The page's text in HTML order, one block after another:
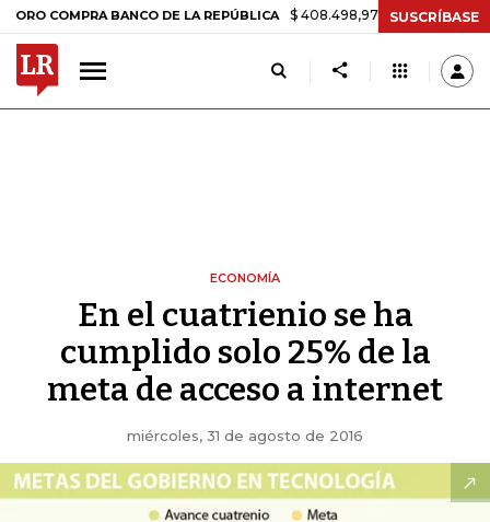
BANCO DE LA REPÚBLICA $ 408.498,97 +$ 8.753,81 +2,19%
SUSCRÍBASE
ECONOMÍA
En el cuatrienio se ha
cumplido solo 25% de la
meta de acceso a internet
miércoles, 31 de agosto de 2016